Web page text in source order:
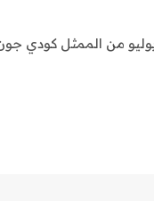
إيما روبرتس يوم السبت 25 يوليو